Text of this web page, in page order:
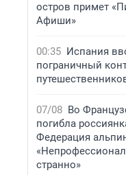
остров примет
Афиши»
00:35 Испания
пограничный
07/08 Во
погибла
Федерация
странно»